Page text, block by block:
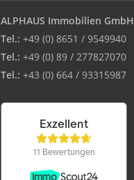
ALPHAUS Immobilien GmbH
Tel.: +49 (0) 8651 / 9549940
Tel.: +49 (0) 89 / 277827070
Tel.: +43 (0) 664 / 93315987